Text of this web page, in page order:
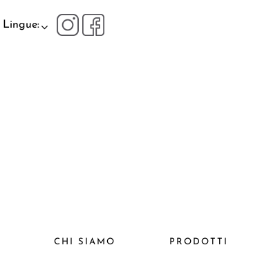
Lingue:
CHI SIAMO PRODOTTI